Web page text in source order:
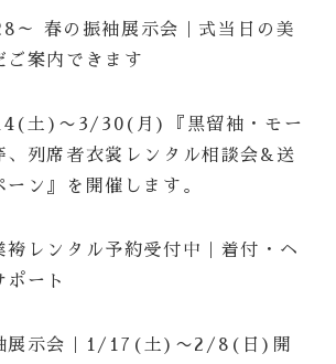
～ 春の振袖展示会｜式当日の美
ご案内できます
土)〜3/30(月)『黒留袖・モー
、列席者衣裳レンタル相談会&送
ン』を開催します。
袴レンタル予約受付中｜着付・ヘ
ポート
展示会｜1/17(土)〜2/8(日)開